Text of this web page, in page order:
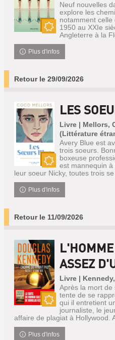
Neuf nouvelles
explore les
notamment
1950 au XXIe
Angleterre à la
Plus d'infos
Retour le 29/09/2026
Nouveauté
LES
Livre | Mellors,
(Littérature
Avery Blue est
trois soeurs.
boxeuse
est mannequin
leur soeur Nicky, toutes trois se
Plus d'infos
Retour le 11/09/2026
Nouveauté
ASSEZ
Livre |
Après la mort de
tente de se
qui il entretient
journaliste, le
affaire de plagiat à Hollywood.
Plus d'infos